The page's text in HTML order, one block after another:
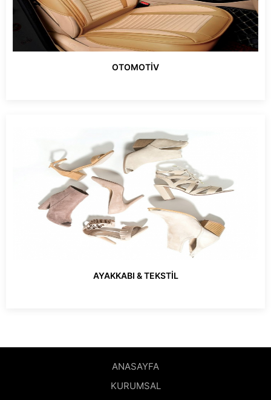
OTOMOTİV
AYAKKABI & TEKSTİL
ANASAYFA
KURUMSAL